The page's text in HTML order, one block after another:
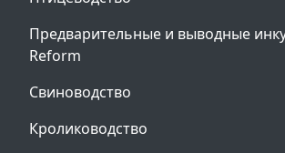
Предварительные и выводные
Reform
Свиноводство
Кролиководство